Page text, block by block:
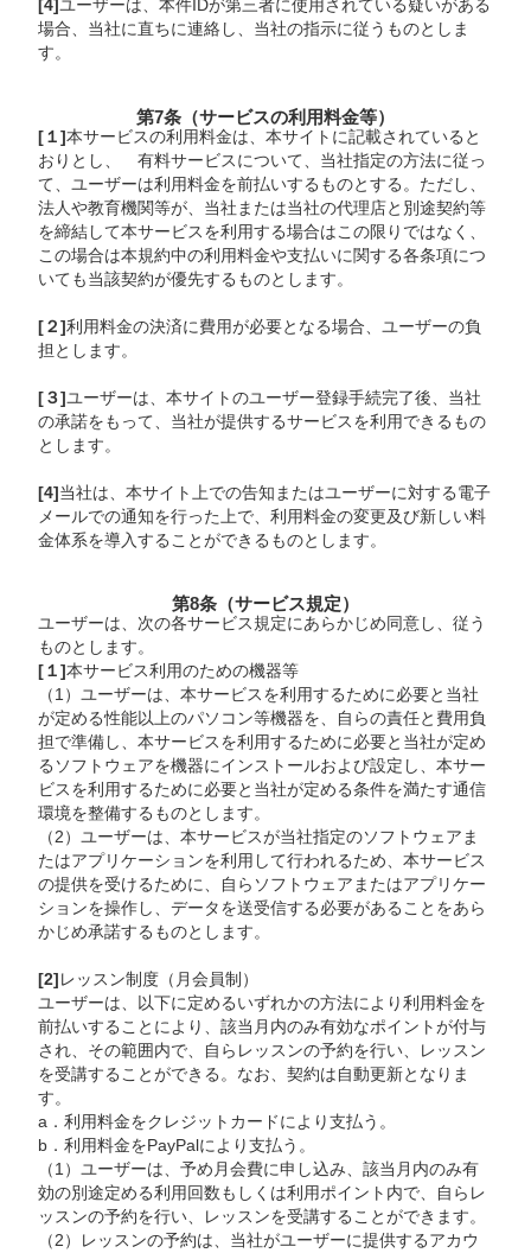
[4]ユーザーは、本件IDが第三者に使用されている疑いがある
場合、当社に直ちに連絡し、当社の指示に従うものとしま
す。
第7条（サービスの利用料金等）
[１]本サービスの利用料金は、本サイトに記載されていると
おりとし、 有料サービスについて、当社指定の方法に従っ
て、ユーザーは利用料金を前払いするものとする。ただし、
法人や教育機関等が、当社または当社の代理店と別途契約等
を締結して本サービスを利用する場合はこの限りではなく、
この場合は本規約中の利用料金や支払いに関する各条項につ
いても当該契約が優先するものとします。
[２]利用料金の決済に費用が必要となる場合、ユーザーの負
担とします。
[３]ユーザーは、本サイトのユーザー登録手続完了後、当社
の承諾をもって、当社が提供するサービスを利用できるもの
とします。
[4]当社は、本サイト上での告知またはユーザーに対する電子
メールでの通知を行った上で、利用料金の変更及び新しい料
金体系を導入することができるものとします。
第8条（サービス規定）
ユーザーは、次の各サービス規定にあらかじめ同意し、従う
ものとします。
[１]本サービス利用のための機器等
（1）ユーザーは、本サービスを利用するために必要と当社
が定める性能以上のパソコン等機器を、自らの責任と費用負
担で準備し、本サービスを利用するために必要と当社が定め
るソフトウェアを機器にインストールおよび設定し、本サー
ビスを利用するために必要と当社が定める条件を満たす通信
環境を整備するものとします。
（2）ユーザーは、本サービスが当社指定のソフトウェアま
たはアプリケーションを利用して行われるため、本サービス
の提供を受けるために、自らソフトウェアまたはアプリケー
ションを操作し、データを送受信する必要があることをあら
かじめ承諾するものとします。
[2] レッスン制度（月会員制）
ユーザーは、以下に定めるいずれかの方法により利用料金を
前払いすることにより、該当月内のみ有効なポイントが付与
され、その範囲内で、自らレッスンの予約を行い、レッスン
を受講することができる。なお、契約は自動更新となりま
す。
a．利用料金をクレジットカードにより支払う。
b．利用料金をPayPalにより支払う。
（1）ユーザーは、予め月会費に申し込み、該当月内のみ有
効の別途定める利用回数もしくは利用ポイント内で、自らレ
ッスンの予約を行い、レッスンを受講することができます。
（2）レッスンの予約は、当社がユーザーに提供するアカウ